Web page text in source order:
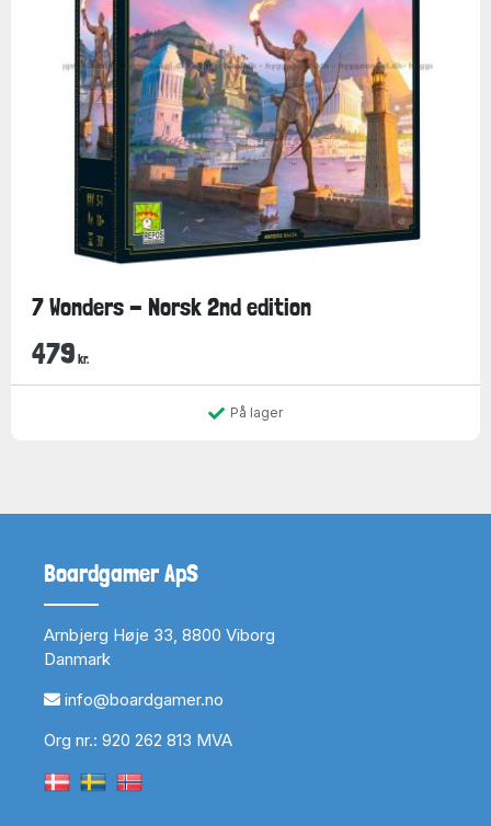
7 Wonders - Norsk 2nd edition
479 kr.
På lager
Boardgamer ApS
Arnbjerg Høje 33, 8800 Viborg
Danmark
info@boardgamer.no
Org nr.: 920 262 813 MVA